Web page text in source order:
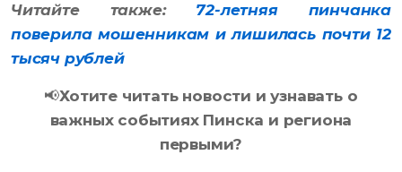
Читайте также: 72-летняя пинчанка
поверила мошенникам и лишилась почти 12
тысяч рублей
📢Хотите читать новости и узнавать о
важных событиях Пинска и региона
первыми?